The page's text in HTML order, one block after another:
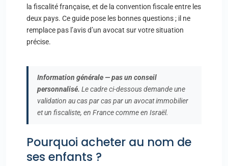
la fiscalité française, et de la convention fiscale entre les
deux pays. Ce guide pose les bonnes questions ; il ne
remplace pas l’avis d’un avocat sur votre situation
précise.
Information générale — pas un conseil
personnalisé. Le cadre ci-dessous demande une
validation au cas par cas par un avocat immobilier
et un fiscaliste, en France comme en Israël.
Pourquoi acheter au nom de
ses enfants ?